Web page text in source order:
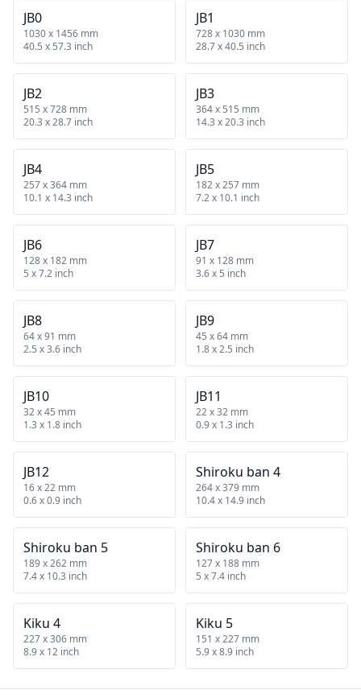
JB0
1030 x 1456 mm
40.5 x 57.3 inch
JB1
728 x 1030 mm
28.7 x 40.5 inch
JB2
515 x 728 mm
20.3 x 28.7 inch
JB3
364 x 515 mm
14.3 x 20.3 inch
JB4
257 x 364 mm
10.1 x 14.3 inch
JB5
182 x 257 mm
7.2 x 10.1 inch
JB6
128 x 182 mm
5 x 7.2 inch
JB7
91 x 128 mm
3.6 x 5 inch
JB8
64 x 91 mm
2.5 x 3.6 inch
JB9
45 x 64 mm
1.8 x 2.5 inch
JB10
32 x 45 mm
1.3 x 1.8 inch
JB11
22 x 32 mm
0.9 x 1.3 inch
JB12
16 x 22 mm
0.6 x 0.9 inch
Shiroku ban 4
264 x 379 mm
10.4 x 14.9 inch
Shiroku ban 5
189 x 262 mm
7.4 x 10.3 inch
Shiroku ban 6
127 x 188 mm
5 x 7.4 inch
Kiku 4
227 x 306 mm
8.9 x 12 inch
Kiku 5
151 x 227 mm
5.9 x 8.9 inch